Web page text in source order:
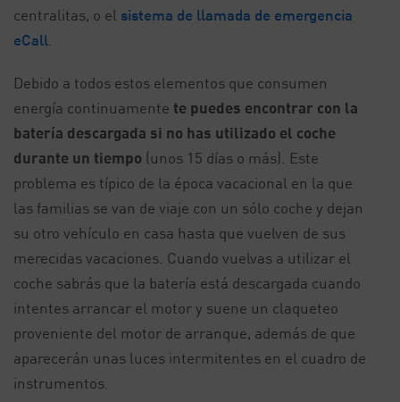
centralitas, o el sistema de llamada de emergencia
eCall
Debido a todos estos elementos que consumen
energía continuamente te puedes encontrar con la
batería descargada si no has utilizado el coche
durante un tiempo (unos 15 días o más). Este
problema es típico de la época vacacional en la que
las familias se van de viaje con un sólo coche y dejan
su otro vehículo en casa hasta que vuelven de sus
merecidas vacaciones. Cuando vuelvas a utilizar el
coche sabrás que la batería está descargada cuando
intentes arrancar el motor y suene un claqueteo
proveniente del motor de arranque, además de que
aparecerán unas luces intermitentes en el cuadro de
instrumentos.